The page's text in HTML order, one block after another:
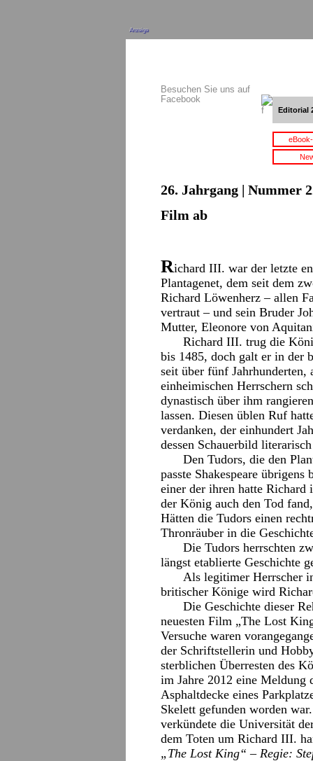
Anzeige
Besuchen Sie uns auf
Facebook
Editorial
26. Jahrgang | Nummer
Film ab
Richard III. war der letzte
Plantagenet, dem seit dem
Richard Löwenherz – allen
vertraut – und sein Bruder
Mutter, Eleonore von
Richard III. trug die
bis 1485, doch galt er in der
seit über fünf Jahrhunderten,
einheimischen Herrschern
dynastisch über ihm
lassen. Diesen üblen Ruf
verdanken, der einhundert
dessen Schauerbild
Den Tudors, die den
passte Shakespeare
einer der ihren hatte Richard
der König auch den Tod
Hätten die Tudors einen
Thronräuber in die
Die Tudors herrschten
längst etablierte Geschichte
Als legitimer Herrscher
britischer Könige wird
Die Geschichte dieser
neuesten Film „The Lost
Versuche waren
der Schriftstellerin und
sterblichen Überresten des
im Jahre 2012 eine Meldung
Asphaltdecke eines
Skelett gefunden worden
verkündete die Universität
dem Toten um Richard III.
„The Lost King“ – Regie: